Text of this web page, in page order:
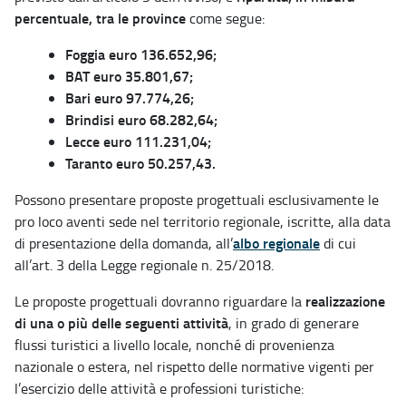
percentuale, tra le provincecome segue:
Foggia euro 136.652,96;
BAT euro 35.801,67;
Bari euro 97.774,26;
Brindisi euro 68.282,64;
Lecce euro 111.231,04;
Taranto euro 50.257,43.
Possono presentare proposte progettuali esclusivamente le
pro loco aventi sede nel territorio regionale, iscritte, alla data
di presentazione della domanda, all’albo regionaledi cui
all’art. 3 della Legge regionale n. 25/2018.
Le proposte progettuali dovranno riguardare la realizzazione
di una o più delle seguenti attività, in grado di generare
flussi turistici a livello locale, nonché di provenienza
nazionale o estera, nel rispetto delle normative vigenti per
l’esercizio delle attività e professioni turistiche: